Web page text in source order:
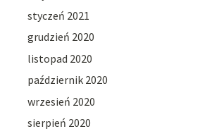
styczeń 2021
grudzień 2020
listopad 2020
październik 2020
wrzesień 2020
sierpień 2020